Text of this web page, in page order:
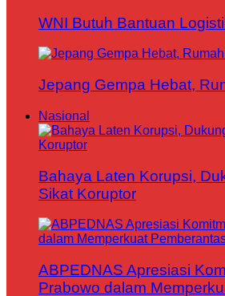
WNI Butuh Bantuan
Jepang Gempa Hebat,
Nasional
Bahaya Laten Korupsi,
Sikat Koruptor
ABPEDNAS Apresiasi
Prabowo dalam